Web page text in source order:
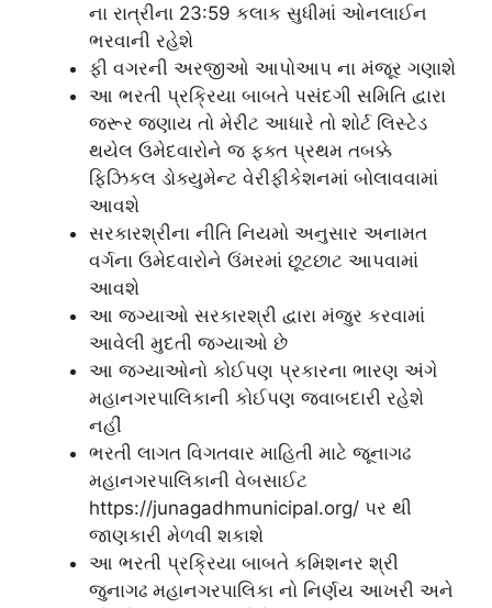
ના રાત્રીના 23:59 કલાક સુધીમાં ઓનલાઈન
ભરવાની રહેશે
ફી વગરની અરજીઓ આપોઆપ ના મંજૂર ગણાશે
આ ભરતી પ્રક્રિયા બાબતે પસંદગી સમિતિ દ્વારા
જરૂર જણાય તો મેરીટ આધારે તો શોર્ટ લિસ્ટેડ
થયેલ ઉમેદવારોને જ ફક્ત પ્રથમ તબક્કે
ફિઝિકલ ડોક્યુમેન્ટ વેરીફીકેશનમાં બોલાવવામાં
આવશે
સરકારશ્રીના નીતિ નિયમો અનુસાર અનામત
વર્ગના ઉમેદવારોને ઉંમરમાં છૂટછાટ આપવામાં
આવશે
આ જગ્યાઓ સરકારશ્રી દ્વારા મંજુર કરવામાં
આવેલી મુદતી જગ્યાઓ છે
આ જગ્યાઓનો કોઈપણ પ્રકારના ભારણ અંગે
મહાનગરપાલિકાની કોઈપણ જવાબદારી રહેશે
નહીં
ભરતી લાગત વિગતવાર માહિતી માટે જૂનાગઢ
મહાનગરપાલિકાની વેબસાઈટ
https://junagadhmunicipal.org/ પર થી
જાણકારી મેળવી શકાશે
આ ભરતી પ્રક્રિયા બાબતે કમિશનર શ્રી
જુનાગઢ મહાનગરપાલિકા નો નિર્ણય આખરી અને